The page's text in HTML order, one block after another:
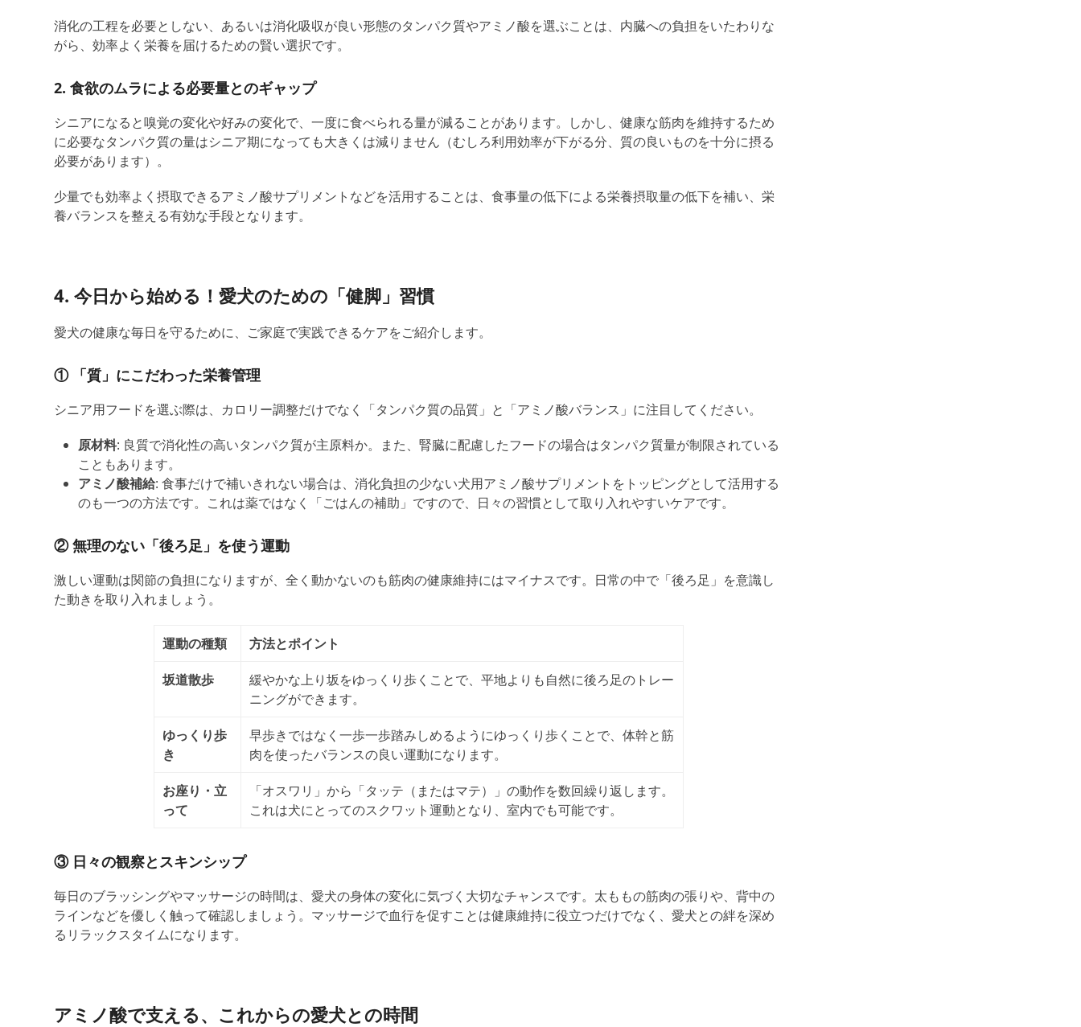
消化の工程を必要としない、あるいは消化吸収が良い形態のタンパク質やアミノ酸を選ぶことは、内臓への負担をいたわりな
がら、効率よく栄養を届けるための賢い選択です。
2. 食欲のムラによる必要量とのギャップ
シニアになると嗅覚の変化や好みの変化で、一度に食べられる量が減ることがあります。しかし、健康な筋肉を維持するため
に必要なタンパク質の量はシニア期になっても大きくは減りません（むしろ利用効率が下がる分、質の良いものを十分に摂る
必要があります）。
少量でも効率よく摂取できるアミノ酸サプリメントなどを活用することは、食事量の低下による栄養摂取量の低下を補い、栄
養バランスを整える有効な手段となります。
4. 今日から始める！愛犬のための「健脚」習慣
愛犬の健康な毎日を守るために、ご家庭で実践できるケアをご紹介します。
① 「質」にこだわった栄養管理
シニア用フードを選ぶ際は、カロリー調整だけでなく
「タンパク質の品質」と「アミノ酸バランス」に注目してください。
原材料: 良質で消化性の高いタンパク質が主原料か。
また、腎臓に配慮したフードの場合はタンパク質量が制限されている
こともあります。
アミノ酸補給: 食事だけで補いきれない場合は、消化負担の少ない犬用アミノ酸サプリメントをトッピングとして活用する
のも一つの方法です。これは薬ではなく「ごはんの補助」ですので、日々の習慣として取り入れやすいケアです。
② 無理のない「後ろ足」を使う運動
激しい運動は関節の負担になりますが、全く動かないのも筋肉の健康維持にはマイナスです。日常の中で「後ろ足」を意識し
た動きを取り入れましょう。
運動の種類 方法とポイント
坂道散歩 緩やかな上り坂をゆっくり歩くことで、平地よりも自然に後ろ足のトレー
ニングができます。
ゆっくり歩
き
早歩きではなく一歩一歩踏みしめるようにゆっくり歩くことで、体幹と筋
肉を使ったバランスの良い運動になります。
お座り・立
って
「オスワリ」から「タッテ（またはマテ）」の動作を数回繰り返します。
これは犬にとってのスクワット運動となり、室内でも可能です。
③ 日々の観察とスキンシップ
毎日のブラッシングやマッサージの時間は、愛犬の身体の変化に気づく大切なチャンスです。太ももの筋肉の張りや、背中の
ラインなどを優しく触って確認しましょう。マッサージで血行を促すことは健康維持に役立つだけでなく、愛犬との絆を深め
るリラックスタイムになります。
アミノ酸で支える、これからの愛犬との時間